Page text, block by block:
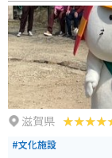
なこの風景も全く見え
滋賀県
#文化施設